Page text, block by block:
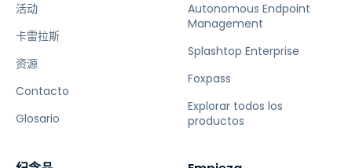
活动
卡雷拉斯
资源
Contacto
Glosario
Autonomous Endpoint
Management
Splashtop Enterprise
Foxpass
Explorar todos los
productos